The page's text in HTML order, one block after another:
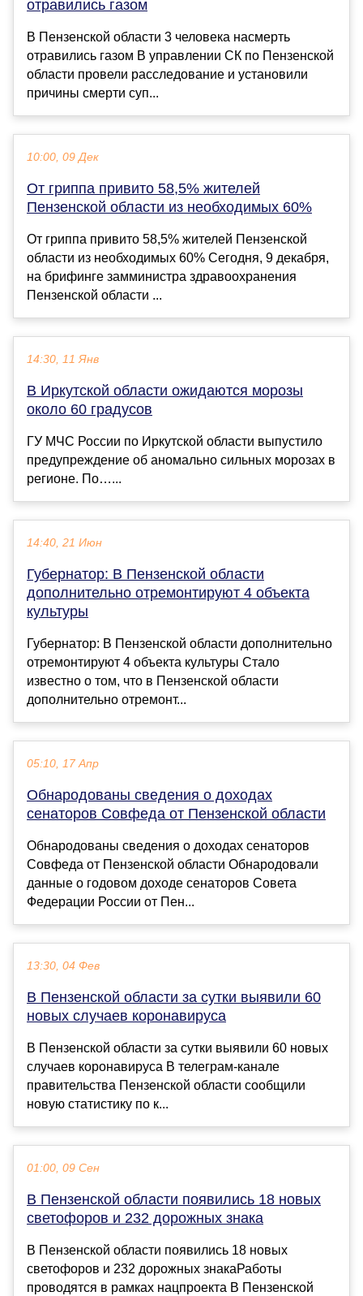
отравились газом
В Пензенской области 3 человека насмерть
отравились газом В управлении СК по Пензенской
области провели расследование и установили
причины смерти суп...
10:00, 09 Дек
От гриппа привито 58,5% жителей
Пензенской области из необходимых 60%
От гриппа привито 58,5% жителей Пензенской
области из необходимых 60% Сегодня, 9 декабря,
на брифинге замминистра здравоохранения
Пензенской области ...
14:30, 11 Янв
В Иркутской области ожидаются морозы
около 60 градусов
ГУ МЧС России по Иркутской области выпустило
предупреждение об аномально сильных морозах в
регионе. По…...
14:40, 21 Июн
Губернатор: В Пензенской области
дополнительно отремонтируют 4 объекта
культуры
Губернатор: В Пензенской области дополнительно
отремонтируют 4 объекта культуры Стало
известно о том, что в Пензенской области
дополнительно отремонт...
05:10, 17 Апр
Обнародованы сведения о доходах
сенаторов Совфеда от Пензенской области
Обнародованы сведения о доходах сенаторов
Совфеда от Пензенской области Обнародовали
данные о годовом доходе сенаторов Совета
Федерации России от Пен...
13:30, 04 Фев
В Пензенской области за сутки выявили 60
новых случаев коронавируса
В Пензенской области за сутки выявили 60 новых
случаев коронавируса В телеграм-канале
правительства Пензенской области сообщили
новую статистику по к...
01:00, 09 Сен
В Пензенской области появились 18 новых
светофоров и 232 дорожных знака
В Пензенской области появились 18 новых
светофоров и 232 дорожных знакаРаботы
проводятся в рамках нацпроекта В Пензенской